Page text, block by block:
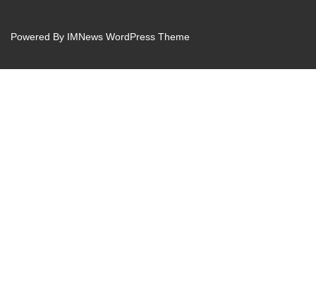
Powered By IMNews WordPress Theme